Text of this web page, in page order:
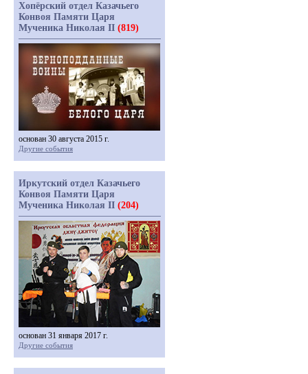
Хопёрский отдел Казачьего
Конвоя Памяти Царя
Мученика Николая II (819)
основан 30 августа 2015 г.
Другие события
Иркутский отдел Казачьего
Конвоя Памяти Царя
Мученика Николая II (204)
основан 31 января 2017 г.
Другие события